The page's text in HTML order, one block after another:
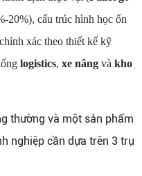
20%), cấu trúc hình học ổn
chính xác theo thiết kế kỹ
logistics, xe nâng và kho
thường và một sản phẩm
nghiệp cần dựa trên 3 trụ